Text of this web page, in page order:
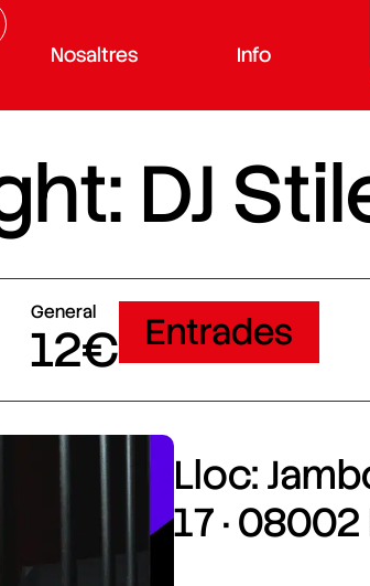
Nosaltres
Info
DJ
General
12€ Entrades
Lloc:
17 ·